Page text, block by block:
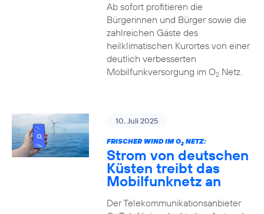
Ab sofort profitieren die
Bürgerinnen und Bürger sowie die
zahlreichen Gäste des
heilklimatischen Kurortes von einer
deutlich verbesserten
Mobilfunkversorgung im O2Netz.
10. Juli 2025
FRISCHER WIND IM O2NETZ:
Strom von deutschen
Küsten treibt das
Mobilfunknetz an
Der Telekommunikationsanbieter